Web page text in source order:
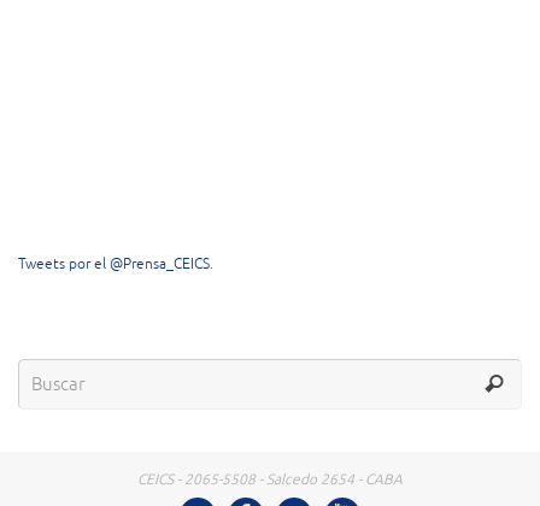
Tweets por el @Prensa_CEICS.
CEICS - 2065-5508 - Salcedo 2654 - CABA